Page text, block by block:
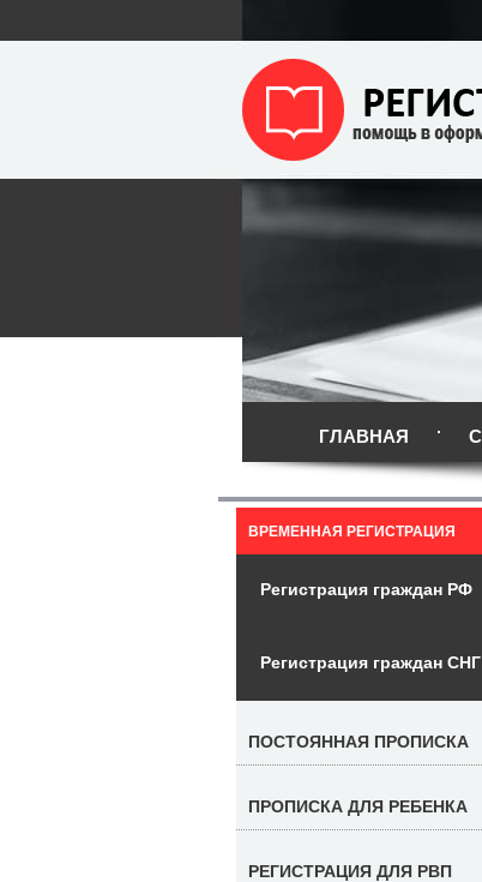
ГЛАВНАЯ
ВРЕМЕННАЯ РЕГИСТРАЦИЯ
Регистрация граждан РФ
Регистрация граждан СНГ
ПОСТОЯННАЯ ПРОПИСКА
ПРОПИСКА ДЛЯ РЕБЕНКА
РЕГИСТРАЦИЯ ДЛЯ РВП